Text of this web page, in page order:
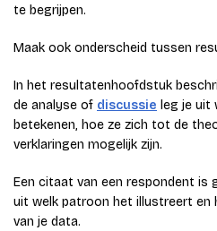
te begrijpen.
Maak ook onderscheid tussen
In het resultatenhoofdstuk
de analyse of discussie leg je uit
betekenen, hoe ze zich tot de
verklaringen mogelijk zijn.
Een citaat van een respondent is
uit welk patroon het illustreert en
van je data.